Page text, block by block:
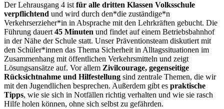
Der Lehrausgang 4 ist für alle dritten Klassen Volksschule
verpflichtend und wird durch den*die zuständige*n
Verkehrserzieher*in in Absprache mit den Lehrkräften gebucht. Die
Führung dauert 45 Minuten und findet auf einem Betriebsbahnhof
in der Nähe der Schule statt. Unser Präventionsteam diskutiert mit
den Schüler*innen das Thema Sicherheit in Alltagssituationen im
Zusammenhang mit öffentlichen Verkehrsmitteln und zeigt
Lösungsansätze auf. Vor allem Zivilcourage, gegenseitige
Rücksichtnahme und Hilfestellung sind zentrale Themen, die wir
mit den Jugendlichen besprechen. Außerdem gibt es praktische
Tipps, wie sie sich in Notfällen richtig verhalten und wie sie rasch
Hilfe holen können, ohne sich selbst zu gefährden.